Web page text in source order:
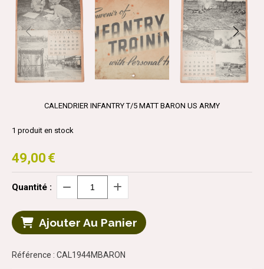
CALENDRIER INFANTRY T/5 MATT BARON US ARMY
49,00 €
1 produit en stock
Quantité :
Ajouter Au Panier
Référence : CAL1944MBARON